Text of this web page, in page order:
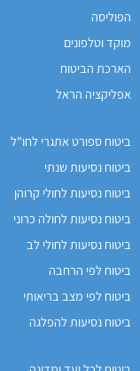
הפוליסה
מוקד וטלפונים
הארכת הביטוח
אפליקציה הראל
ביטוח ספורט אתגרי לחו"ל
ביטוח נסיעות שנתי
ביטוח נסיעות לחולי קרוהן
ביטוח נסיעות לחולה כרוני
ביטוח נסיעות לחולי לב
ביטוח לפי הרחבה
ביטוח לפי מצב בריאותי
ביטוח נסיעות להפלגה